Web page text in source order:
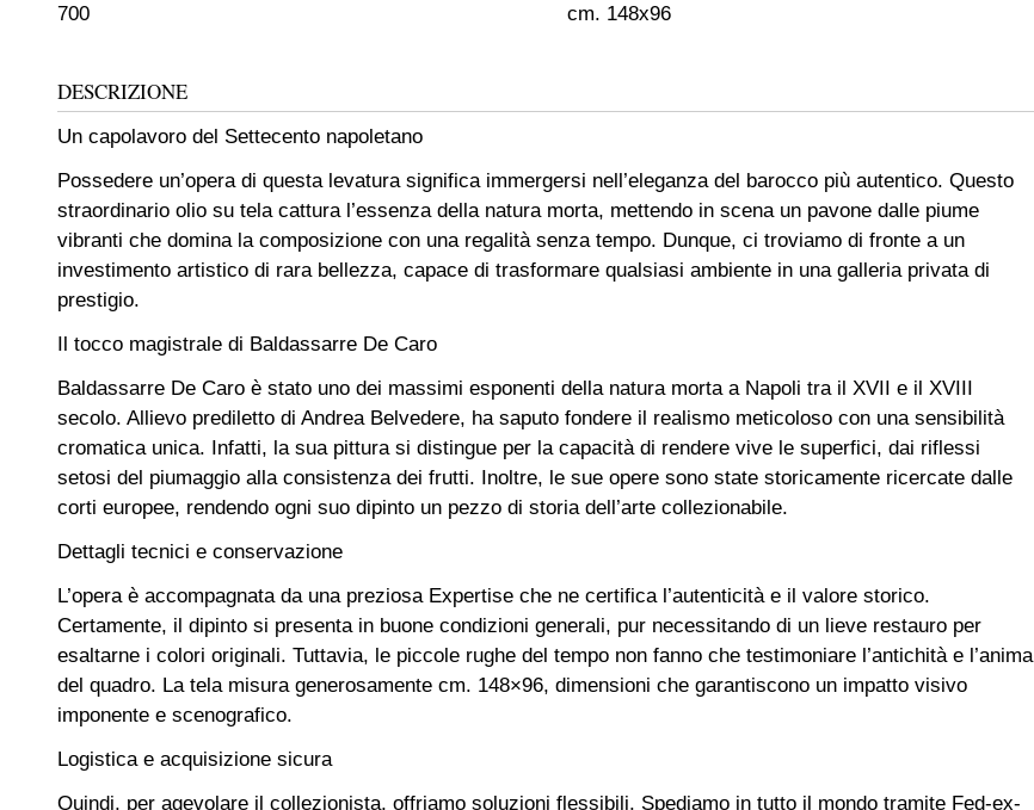
700 cm. 148x96
DESCRIZIONE
Un capolavoro del Settecento napoletano
Possedere un’opera di questa levatura significa immergersi nell’eleganza del barocco più autentico. Questo
straordinario olio su tela cattura l’essenza della natura morta, mettendo in scena un pavone dalle piume
vibranti che domina la composizione con una regalità senza tempo. Dunque, ci troviamo di fronte a un
investimento artistico di rara bellezza, capace di trasformare qualsiasi ambiente in una galleria privata di
prestigio.
Il tocco magistrale di Baldassarre De Caro
Baldassarre De Caro è stato uno dei massimi esponenti della natura morta a Napoli tra il XVII e il XVIII
secolo. Allievo prediletto di Andrea Belvedere, ha saputo fondere il realismo meticoloso con una sensibilità
cromatica unica. Infatti, la sua pittura si distingue per la capacità di rendere vive le superfici, dai riflessi
setosi del piumaggio alla consistenza dei frutti. Inoltre, le sue opere sono state storicamente ricercate dalle
corti europee, rendendo ogni suo dipinto un pezzo di storia dell’arte collezionabile.
Dettagli tecnici e conservazione
L’opera è accompagnata da una preziosa Expertise che ne certifica l’autenticità e il valore storico.
Certamente, il dipinto si presenta in buone condizioni generali, pur necessitando di un lieve restauro per
esaltarne i colori originali. Tuttavia, le piccole rughe del tempo non fanno che testimoniare l’antichità e l’anima
del quadro. La tela misura generosamente cm. 148×96, dimensioni che garantiscono un impatto visivo
imponente e scenografico.
Logistica e acquisizione sicura
Quindi, per agevolare il collezionista, offriamo soluzioni flessibili. Spediamo in tutto il mondo tramite Fed-ex-